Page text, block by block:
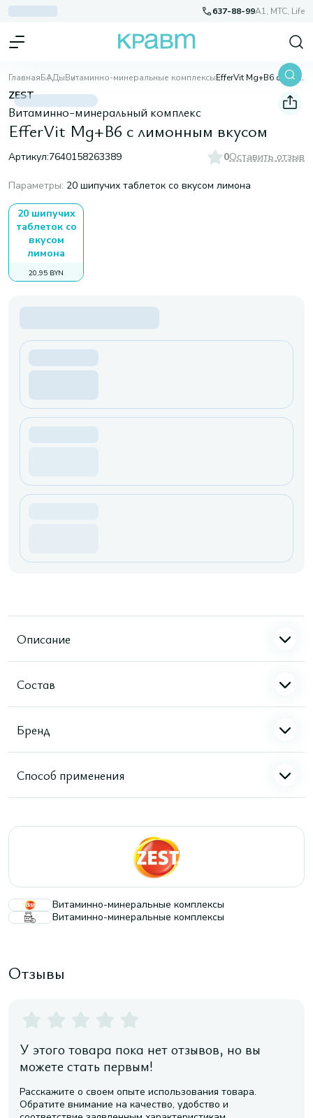
637-88-99A1, МТС, Life
ГлавнаяБАДыВитаминно-минеральные комплексы EfferVit Mg+B6 с лимонным вкусом
ZEST
Витаминно-минеральный комплекс
EfferVit Mg+B6 с лимонным вкусом
Артикул:7640158263389 0Оставить отзыв
Параметры: 20 шипучих таблеток со вкусом лимона
20 шипучих
таблеток со
вкусом
лимона
20,95 BYN
Описание
Состав
Бренд
Способ применения
Витаминно-минеральные комплексы
Витаминно-минеральные комплексы
Отзывы
У этого товара пока нет отзывов, но вы
можете стать первым!
Расскажите о своем опыте использования товара.
Обратите внимание на качество, удобство и